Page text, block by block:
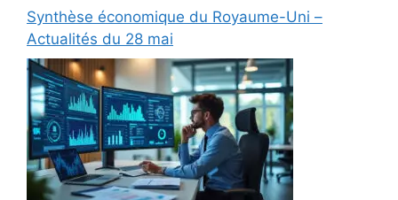
Synthèse économique du Royaume-Uni –
Actualités du 28 mai